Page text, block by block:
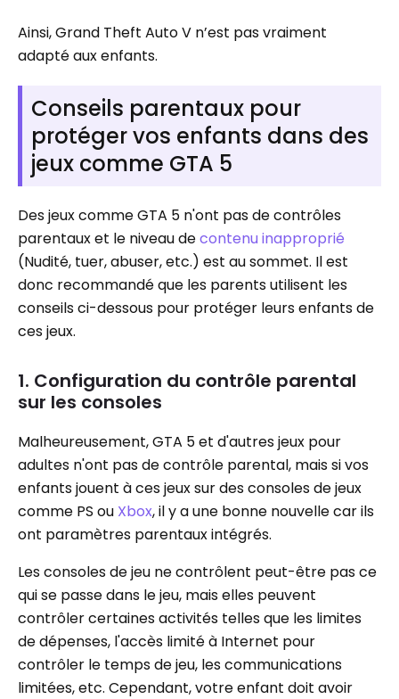
Ainsi, Grand Theft Auto V n’est pas vraiment
adapté aux enfants.
Conseils parentaux pour
protéger vos enfants dans des
jeux comme GTA 5
Des jeux comme GTA 5 n'ont pas de contrôles
parentaux et le niveau decontenu inapproprié
(Nudité, tuer, abuser, etc.) est au sommet. Il est
donc recommandé que les parents utilisent les
conseils ci-dessous pour protéger leurs enfants de
ces jeux.
1. Configuration du contrôle parental
sur les consoles
Malheureusement, GTA 5 et d'autres jeux pour
adultes n'ont pas de contrôle parental, mais si vos
enfants jouent à ces jeux sur des consoles de jeux
comme PS ou Xbox, il y a une bonne nouvelle car ils
ont paramètres parentaux intégrés.
Les consoles de jeu ne contrôlent peut-être pas ce
qui se passe dans le jeu, mais elles peuvent
contrôler certaines activités telles que les limites
de dépenses, l'accès limité à Internet pour
contrôler le temps de jeu, les communications
limitées, etc. Cependant, votre enfant doit avoir